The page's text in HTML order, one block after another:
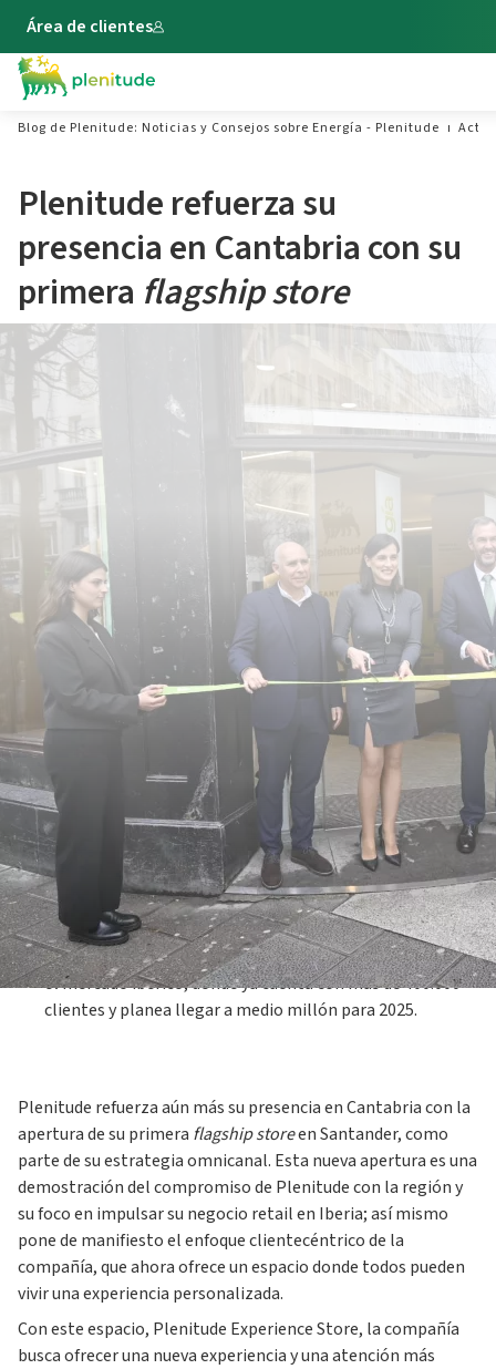
Área de clientes
Blog de Plenitude: Noticias y Consejos sobre Energía - Plenitude
Plenitude refuerza su
presencia en Cantabria con su
primera flagship store
11 marzo 2025
La compañía ha inaugurado su primeraflagship stor
e en
la ciudad de Santander, Cantabria, como parte de su
estrategia omnicanal, ofreciendo al público un espacio
enfocado en la experiencia del usuario y la innovación.
La empresa también sigue impulsando su crecimiento en
el mercado ibérico, donde ya cuenta con más de 400.000
clientes y planea llegar a medio millón para 2025.
Plenitude refuerza aún más su presencia en Cantabria con la
apertura de su primera flagship storeen Santander, como
parte de su estrategia omnicanal. Esta nueva apertura es una
demostración del compromiso de Plenitude con la región y
su foco en impulsar su negocio retail en Iberia; así mismo
pone de manifiesto el enfoque clientecéntrico de la
compañía, que ahora ofrece un espacio donde todos pueden
vivir una experiencia personalizada.
Con este espacio, Plenitude Experience Store, la compañía
busca ofrecer una nueva experiencia y una atención más